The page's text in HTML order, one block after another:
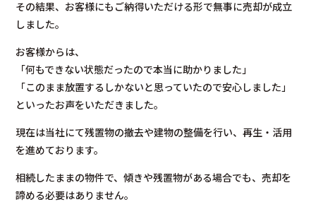
その結果、お客様にもご納得いただける形で無事に売却が成立
しました。
お客様からは、
「何もできない状態だったので本当に助かりました」
「このまま放置するしかないと思っていたので安心しました」
といったお声をいただきました。
現在は当社にて残置物の撤去や建物の整備を行い、再生・活用
を進めております。
相続したままの物件で、傾きや残置物がある場合でも、売却を
諦める必要はありません。